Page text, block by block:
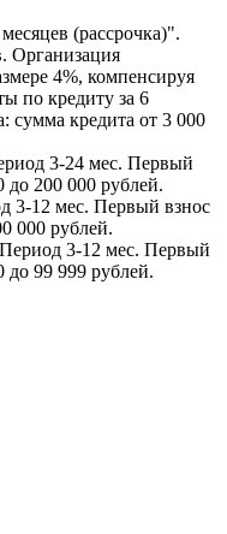
(рассрочка)".
Организация
4%, компенсируя
по кредиту за 6
сумма кредита от 3 000
3-24 мес. Первый
до 200 000 рублей.
3-12 мес. Первый взнос
000 рублей.
3-12 мес. Первый
до 99 999 рублей.